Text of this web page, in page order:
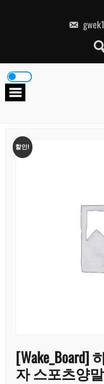
할인!
[Wake_Board]
자 스포츠양